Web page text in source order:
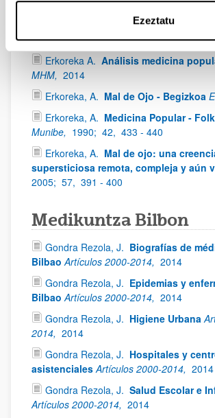
Ezeztatu
Erkoreka A. Análisis medicina
MHM, 2014
Erkoreka, A. Mal de Ojo - Begizkoa
Erkoreka, A. Medicina Popular -
Munibe, 1990; 42, 433 - 440
Erkoreka, A. Mal de ojo: una
supersticiosa remota, compleja y aún
2005; 57, 391 - 400
Medikuntza Bilbon
Gondra Rezola, J. Biografías de
Bilbao Artículos 2000-2014, 2014
Gondra Rezola, J. Epidemias y
Bilbao Artículos 2000-2014, 2014
Gondra Rezola, J. Higiene Urbana
2014, 2014
Gondra Rezola, J. Hospitales y
asistenciales Artículos 2000-2014, 2014
Gondra Rezola, J. Salud Escolar e
Artículos 2000-2014, 2014